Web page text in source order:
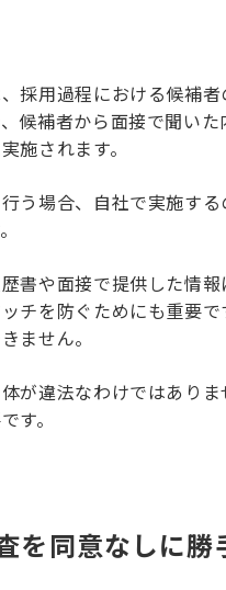
採用過程における候補
候補者から面接で聞い
施されます。
う場合、自社で実施す
書や面接で提供した情
チを防ぐためにも重要
ません。
が違法なわけではあり
す。
を同意なしに